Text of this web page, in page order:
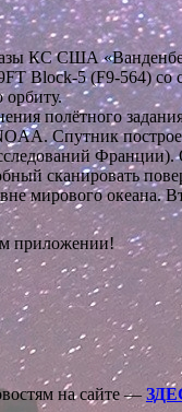
КС США
Block-5 (F9-564) со
полётного
Спутник
Франции).
сканировать
мирового
приложении!
на сайте —